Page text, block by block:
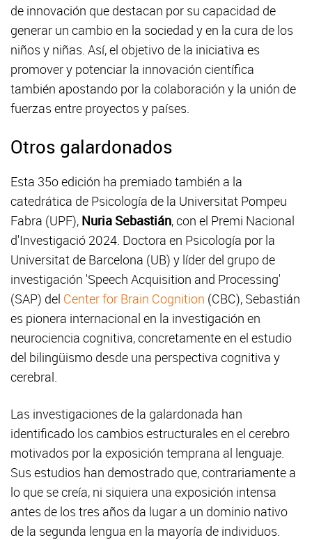
de innovación que destacan por su capacidad de
generar un cambio en la sociedad y en la cura de los
niños y niñas. Así, el objetivo de la iniciativa es
promover y potenciar la innovación científica
también apostando por la colaboración y la unión de
fuerzas entre proyectos y países.
Otros galardonados
Esta 35o edición ha premiado también a la
catedrática de Psicología de la Universitat Pompeu
Fabra (UPF), Nuria Sebastián, con el Premi Nacional
d'Investigació 2024. Doctora en Psicología por la
Universitat de Barcelona (UB) y líder del grupo de
investigación 'Speech Acquisition and Processing'
(SAP) del Center for Brain Cognition (CBC), Sebastián
es pionera internacional en la investigación en
neurociencia cognitiva, concretamente en el estudio
del bilingüismo desde una perspectiva cognitiva y
cerebral.
Las investigaciones de la galardonada han
identificado los cambios estructurales en el cerebro
motivados por la exposición temprana al lenguaje.
Sus estudios han demostrado que, contrariamente a
lo que se creía, ni siquiera una exposición intensa
antes de los tres años da lugar a un dominio nativo
de la segunda lengua en la mayoría de individuos.